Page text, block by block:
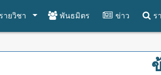
ายวิชา พันธมิตร ข่าว ร